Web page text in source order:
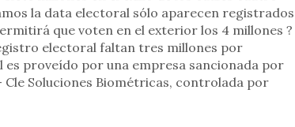
la data electoral sólo aparecen registrados
que voten en el exterior los 4 millones ?
electoral faltan tres millones por
proveído por una empresa sancionada por
Soluciones Biométricas, controlada por